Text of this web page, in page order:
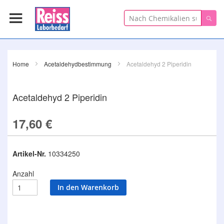
Suche
Home Acetaldehydbestimmung Acetaldehyd 2 Piperidin
Acetaldehyd 2 Piperidin
17,60 €
Artikel-Nr. 10334250
Anzahl
In den Warenkorb